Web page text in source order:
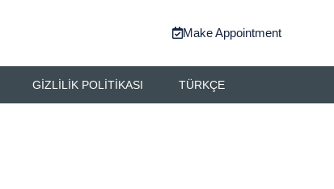
Make Appointment
GIZLILIK POLITIKASI TÜRKÇE